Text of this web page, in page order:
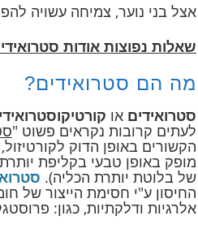
אצל בני נוער, צמיחה עשויה
שאלות נפוצות אודות
מה הם סטרואידים?
סטרואידים או
לעתים קרובות נקראים פשוט "
הקשורים באופן הדוק
מופק באופן טבעי בקליפת
של בלוטת יותרת הכליה).
החיסון ע"י חסימת הייצור של
אלרגיות ודלקתיות, כגון: